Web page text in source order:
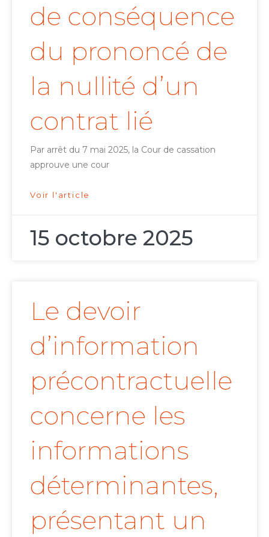
de conséquence
du prononcé de
la nullité d’un
contrat lié
Par arrêt du 7 mai 2025, la Cour de cassation
approuve une cour
Voir l'article
15 octobre 2025
Le devoir
d’information
précontractuelle
concerne les
informations
déterminantes,
présentant un